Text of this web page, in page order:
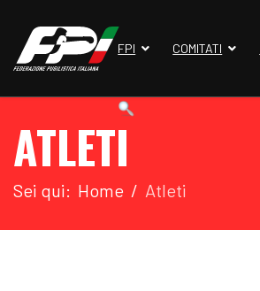
FPI COMITATI
ATLETI
Sei qui: Home Atleti